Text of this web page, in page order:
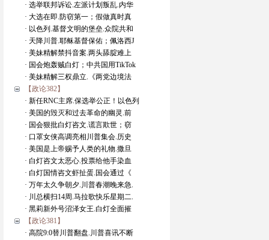
· 选举联邦诉讼.左派计划叛乱.内华
· 大选在即.防窃第一；假做真时真
· 以色列.基督文明的堡垒.众院共和
· 天降川普.耶稣基督保佑；佩洛西J
· 美妹精解禁抖音案.两头舔腚难上
· 国会炮轰贼白灯；中共国用TikTok
· 美妹精解三权鼎立.《两党边境法
【政论382】
· 新任RNC主席.保选举公正！以色列
· 美国的毁灭和过去革命的幽灵.前
· 国会狠批白灯咨文.谎言欺世；窃
· 口罩女侠高调亮相川普集会.历史
· 美国是上帝赐予人类的礼物.撒旦
· 白灯咨文太恶心.投票给他手染血
· 白灯国情咨文虾扯蛋.国会通过《
· 万年太久争朝夕.川普春潮晚来急.
· 川总横扫14周.马拉歌快乐星期二.
· 黑莉新外号沼泽女王.白灯全面摧
【政论381】
· 高院9:0替川普翻盘.川普喜讯不断